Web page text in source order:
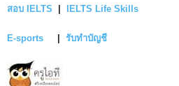
สอบ IELTS | IELTS Life Skills
E-sports | รับทำบัญชี